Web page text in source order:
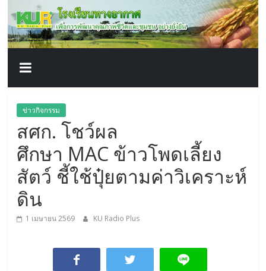
content
โรงเรียน
ทาง
อากาศ​
เพื่อ
พัฒนา
คุณภาพ
ชีวิต
ข่าวกิจกรรม
สศก. โชว์ผล
ศึกษา MAC ข้าวโพดเลี้ยง
สัตว์ ชี้ใช้ปุ๋ยตามค่าวิเคราะห์
ดิน
1 เมษายน 2569 KU Radio Plus